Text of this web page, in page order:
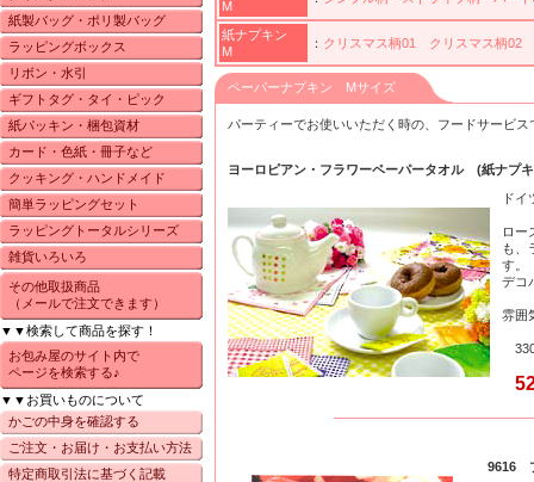
紙製バッグ・ポリ製バッグ
ラッピングボックス
リボン・水引
ギフトタグ・タイ・ピック
紙パッキン・梱包資材
カード・色紙・冊子など
クッキング・ハンドメイド
簡単ラッピングセット
ラッピングトータルシリーズ
雑貨いろいろ
その他取扱商品
（メールで注文できます）
▼▼検索して商品を探す！
お包み屋のサイト内で
ページを検索する♪
▼▼お買いものについて
かごの中身を確認する
ご注文・お届け・お支払い方法
特定商取引法に基づく記載
M
紙ナプキン
M
： クリスマス柄01 クリスマス柄02
ペーパーナプキン Mサイズ
パーティーでお使いいただく時の、フードサービス
ヨーロピアン・フラワーペーパータオル (紙ナプ
ド
ロー
も、
す。
デコ
雰囲
9616